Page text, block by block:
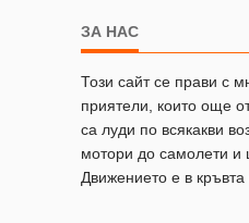
ЗА НАС
Този сайт се прави с
приятели, които още
са луди по всякакви
мотори до самолети и
Движението е в кръвта